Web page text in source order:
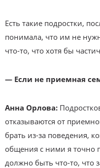
Есть такие подростки,
понимала, что им не
что-то, что хотя бы
— Если не приемная
Анна Орлова:
отказываются от
брать из-за поведения,
общения с ними я точно
должно быть что-то, что